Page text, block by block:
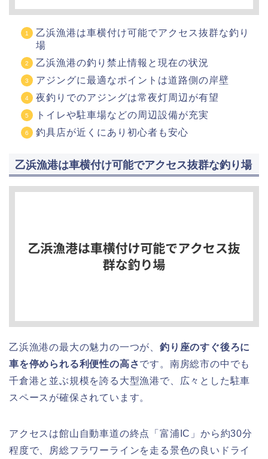
乙浜漁港は車横付け可能でアクセス抜群な釣り
場
乙浜漁港の釣り禁止情報と現在の状況
アジングに最適なポイントは道路側の岸壁
夜釣りでのアジングは常夜灯周辺が有望
トイレや駐車場などの周辺設備が充実
釣具店が近くにあり初心者も安心
乙浜漁港は車横付け可能でアクセス抜群な釣り場
乙浜漁港の最大の魅力の一つが、 釣り座のすぐ後ろに
車を停められる利便性の高さです。南房総市の中でも
千倉港と並ぶ規模を誇る大型漁港で、広々とした駐車
スペースが確保されています。
アクセスは館山自動車道の終点「富浦IC」から約30分
程度で、房総フラワーラインを走る景色の良いドライ